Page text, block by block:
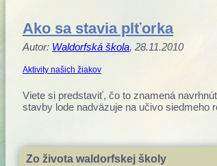
Ako sa stavia plťorka
Autor: Waldorfská škola, 28.11.2010
Aktivity našich žiakov
Viete si predstaviť, čo to znamená
stavby lode nadväzuje na učivo
Zo života waldorfskej školy